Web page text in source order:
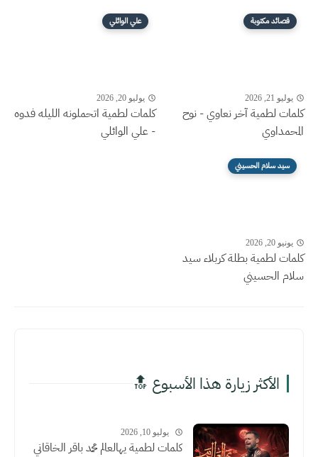
قصائد مكتوبة
يوليو 21, 2026
كلمات لطمية آخر نعاوي - نوح
المحمداوي
علي الوائلي
يوليو 20, 2026
كلمات لطمية اتحملونه الليله فدوه
- علي الوائلي
سيد سلام الحسيني
يونيو 20, 2026
كلمات لطمية بطلة كربلاء سيد
سلام الحسيني
الأكثر زيارة هذا الأسبوع 🔝
يوليو 10, 2026
كلمات لطمية يهالعالم محمد باقر الخاقاني